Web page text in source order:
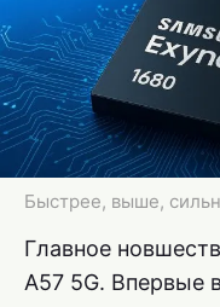
Быстрее, выше,
Главное
A57 5G. Впервые